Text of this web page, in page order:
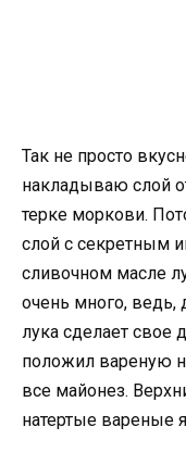
Так не просто
накладываю слой
терке моркови.
слой с секретным
сливочном масле
очень много, ведь,
лука сделает свое
положил вареную
все майонез.
натертые вареные